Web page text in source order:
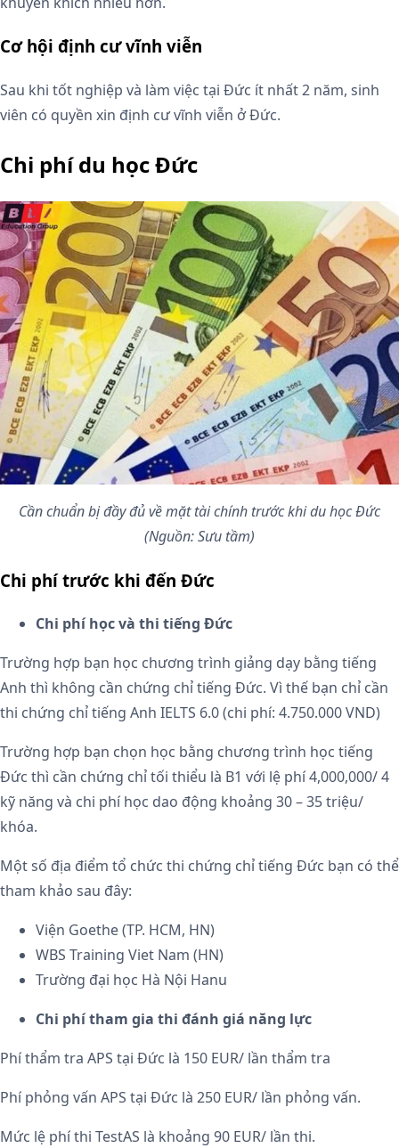
Cơ hội định cư vĩnh viễn
Sau khi tốt nghiệp và làm việc tại Đức ít nhất 2 năm, sinh
viên có quyền xin định cư vĩnh viễn ở Đức.
Chi phí du học Đức
Cần chuẩn bị đầy đủ về mặt tài chính trước khi du học Đức
(Nguồn: Sưu tầm)
Chi phí trước khi đến Đức
Chi phí học và thi tiếng Đức
Trường hợp bạn học chương trình giảng dạy bằng tiếng
Anh thì không cần chứng chỉ tiếng Đức. Vì thế bạn chỉ cần
thi chứng chỉ tiếng Anh IELTS 6.0 (chi phí: 4.750.000 VND)
Trường hợp bạn chọn học bằng chương trình học tiếng
Đức thì cần chứng chỉ tối thiểu là B1 với lệ phí 4,000,000/ 4
kỹ năng và chi phí học dao động khoảng 30 – 35 triệu/
khóa.
Một số địa điểm tổ chức thi chứng chỉ tiếng Đức bạn có thể
tham khảo sau đây:
Viện Goethe (TP. HCM, HN)
WBS Training Viet Nam (HN)
Trường đại học Hà Nội Hanu
Chi phí tham gia thi đánh giá năng lực
Phí thẩm tra APS tại Đức là 150 EUR/ lần thẩm tra
Phí phỏng vấn APS tại Đức là 250 EUR/ lần phỏng vấn.
Mức lệ phí thi TestAS là khoảng 90 EUR/ lần thi.